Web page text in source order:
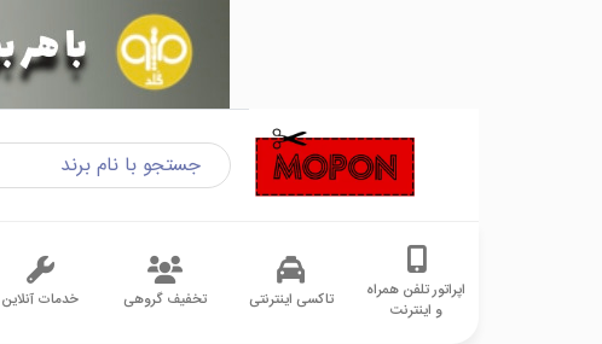
اپراتور تلفن همراه
و اینترنت
تاکسی اینترنتی تخفیف گروهی خدمات آنلاین